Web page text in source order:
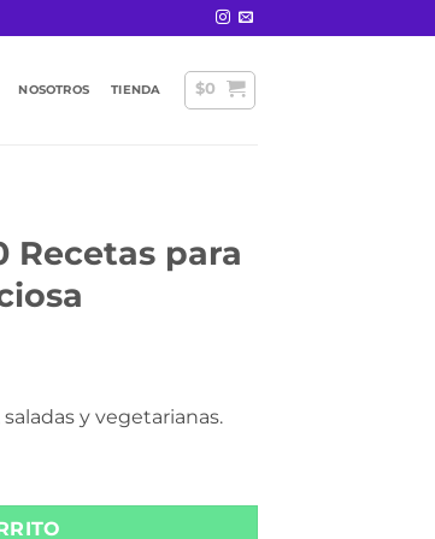
NOSOTROS TIENDA $0
Recetas para
y vegetarianas.
Sana y Deliciosa cantidad